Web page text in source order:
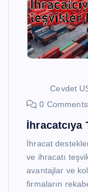
Cevdet
0 Comments
İhracatcıya
İhracat
ve ihracatı
avantajlar ve
firmaların